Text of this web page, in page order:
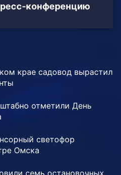
конференцию
крае садовод вырастил
отметили День
светофор
Омска